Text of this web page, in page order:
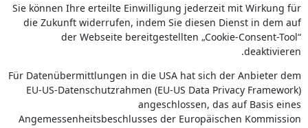
Sie können Ihre erteilte Einwilligung jederzeit mit Wirkung für
die Zukunft widerrufen, indem Sie diesen Dienst in dem auf
der Webseite bereitgestellten „Cookie-Consent-Tool“
deaktivieren.
Für Datenübermittlungen in die USA hat sich der Anbieter dem
EU-US-Datenschutzrahmen (EU-US Data Privacy Framework)
angeschlossen, das auf Basis eines
Angemessenheitsbeschlusses der Europäischen Kommission